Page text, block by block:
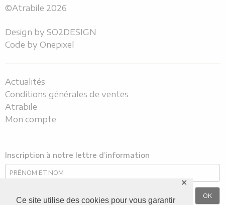
Ce site utilise des cookies pour vous garantir
✕
©Atrabile 2026
Design by SO2DESIGN
Code by Onepixel
Actualités
Conditions générales de ventes
Atrabile
Mon compte
Inscription à notre lettre d’information